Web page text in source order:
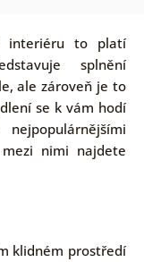
interiéru to platí
splnění
ale zároveň je to
se k vám hodí
nimi najdete
klidném prostředí